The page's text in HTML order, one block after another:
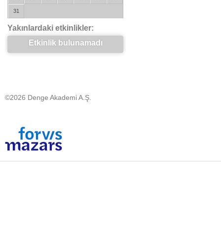
31
Yakınlardaki etkinlikler:
Etkinlik bulunamadı
©2026 Denge Akademi A.Ş.